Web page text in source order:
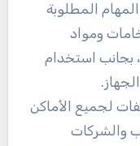
المطلوبة
ومواد
بجانب استخدام
لجميع الأماكن
والشركات